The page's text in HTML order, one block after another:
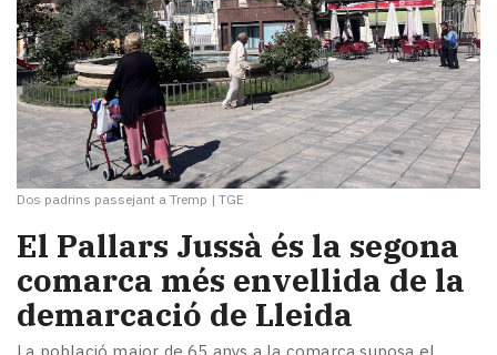
Dos padrins passejant a Tremp | TGE
El Pallars Jussà és la segona
comarca més envellida de la
demarcació de Lleida